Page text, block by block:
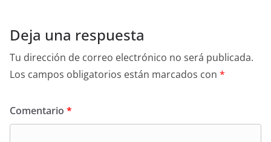
Deja una respuesta
Tu dirección de correo electrónico no será publicada.
Los campos obligatorios están marcados con *
Comentario *